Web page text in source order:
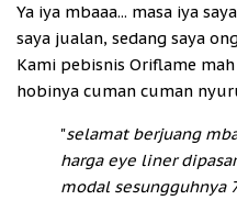
Ya iya mbaaa... masa iya
saya jualan, sedang saya
Kami pebisnis Oriflame mah
hobinya cuman cuman
"selamat berjuang
harga eye liner
modal sesungguhnya